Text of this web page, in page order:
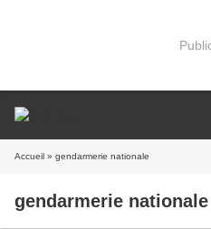
Accueil » gendarmerie nationale
gendarmerie nationale